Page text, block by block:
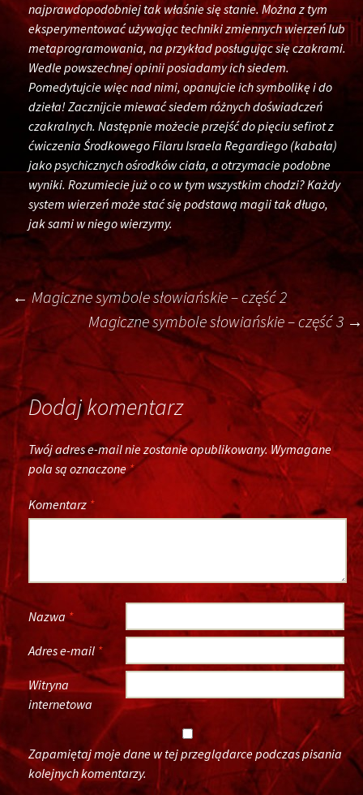
najprawdopodobniej tak właśnie się stanie. Można z tym
eksperymentować używając techniki zmiennych wierzeń lub
metaprogramowania, na przykład posługując się czakrami.
Wedle powszechnej opinii posiadamy ich siedem.
Pomedytujcie więc nad nimi, opanujcie ich symbolikę i do
dzieła! Zacznijcie miewać siedem różnych doświadczeń
czakralnych. Następnie możecie przejść do pięciu sefirot z
ćwiczenia Środkowego Filaru Israela Regardiego (kabała)
jako psychicznych ośrodków ciała, a otrzymacie podobne
wyniki. Rozumiecie już o co w tym wszystkim chodzi? Każdy
system wierzeń może stać się podstawą magii tak długo,
jak sami w niego wierzymy.
Post
navigation
←Magiczne symbole słowiańskie – część 2
Magiczne symbole słowiańskie – część 3 →
Dodaj komentarz
Twój adres e-mail nie zostanie opublikowany.Wymagane
pola są oznaczone*
Komentarz *
Nazwa*
Adres e-mail *
Witryna
internetowa
Zapamiętaj moje dane w tej przeglądarce podczas pisania
kolejnych komentarzy.